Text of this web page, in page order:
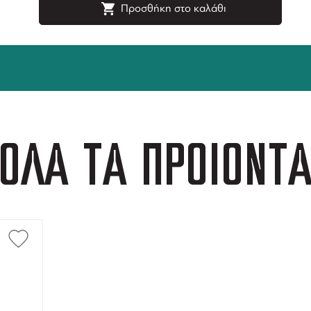
Προσθήκη στο καλάθι
ΤΑ